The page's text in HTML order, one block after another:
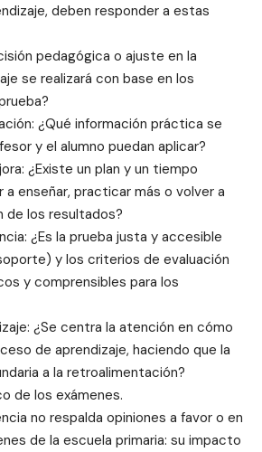
deben responder a estas
pedagógica o ajuste en la
se realizará con base en los
¿Qué información práctica se
y el alumno puedan aplicar?
¿Existe un plan y un tiempo
a enseñar, practicar más o volver a
de los resultados?
¿Es la prueba justa y accesible
y los criterios de evaluación
y comprensibles para los
¿Se centra la atención en cómo
de aprendizaje, haciendo que la
a la retroalimentación?
de los exámenes.
no respalda opiniones a favor o en
de la escuela primaria: su impacto